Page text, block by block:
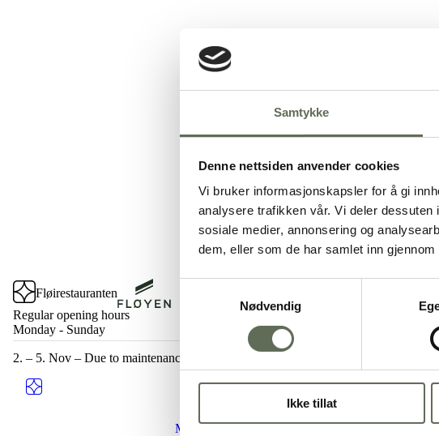
Samtykke
Denne nettsiden anvender cookies
Vi bruker informasjonskapsler for å gi
analysere trafikken vår. Vi deler
sosiale medier, annonsering og
dem, eller som de har samlet inn
Nødvendig
Ikke tillat
FløirestaurantenFløyen.no
Regular opening hours
Monday - Sunday
2. – 5. Nov – Due to maintenance on Fløibanen
Menu